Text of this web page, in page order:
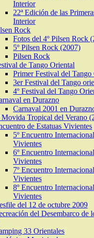
Interior
22ª Edición de las
Interior
Rock
Fotos del 4º Pilsen Rock
5º Pilsen Rock (2007)
Pilsen Rock
de Tango Oriental
Primer Festival del
3er Festival del Tango
4º Festival del Tango
en Durazno
Carnaval 2001 en
Movida Tropical del Verano
de Estatuas Vivientes
5º Encuentro
Vivientes
6º Encuentro
Vivientes
7º Encuentro
Vivientes
8º Encuentro
Vivientes
del 12 de octubre 2009
del Desembarco de
33 Orientales